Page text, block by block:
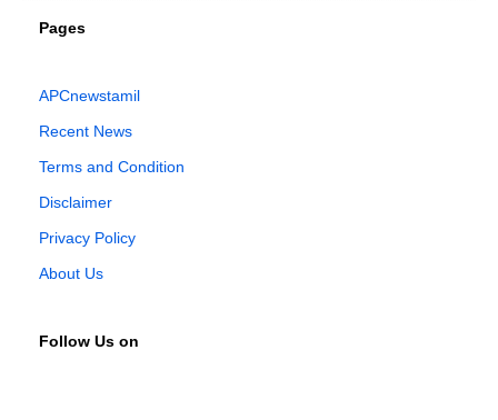
Pages
APCnewstamil
Recent News
Terms and Condition
Disclaimer
Privacy Policy
About Us
Follow Us on